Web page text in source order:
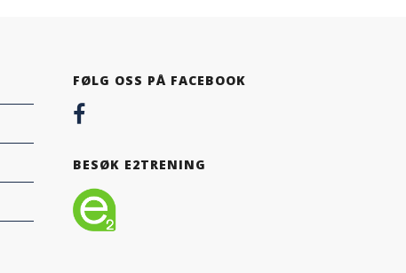
FØLG OSS PÅ FACEBOOK
BESØK E2TRENING